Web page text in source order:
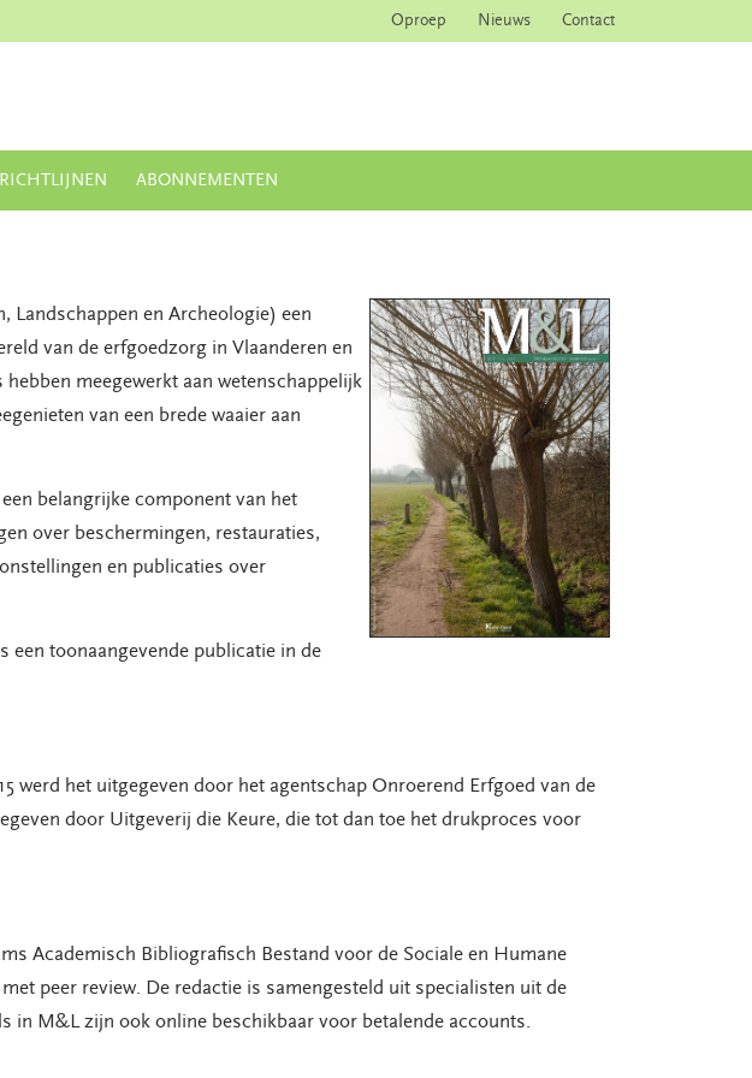
Oproep Nieuws Contact
ABONNEMENTEN
en Archeologie) een
van de erfgoedzorg in Vlaanderen en
meegewerkt aan wetenschappelijk
van een brede waaier aan
belangrijke component van het
over beschermingen, restauraties,
en publicaties over
een toonaangevende publicatie in de
werd het uitgegeven door het agentschap Onroerend Erfgoed van de
door Uitgeverij die Keure, die tot dan toe het drukproces voor
Academisch Bibliografisch Bestand voor de Sociale en Humane
peer review. De redactie is samengesteld uit specialisten uit de
in M&L zijn ook online beschikbaar voor betalende accounts.